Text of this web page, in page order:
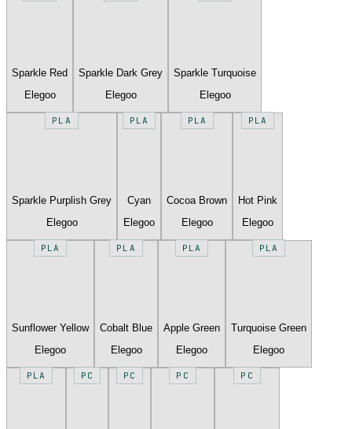
Sparkle Red
Elegoo
Sparkle Dark Grey
Elegoo
Sparkle Turquoise
Elegoo
PLA
Sparkle Purplish Grey
Elegoo
PLA
Cyan
Elegoo
PLA
Cocoa Brown
Elegoo
PLA
Hot Pink
Elegoo
PLA
Sunflower Yellow
Elegoo
PLA
Cobalt Blue
Elegoo
PLA
Apple Green
Elegoo
PLA
Turquoise Green
Elegoo
PLA PC PC PC PC